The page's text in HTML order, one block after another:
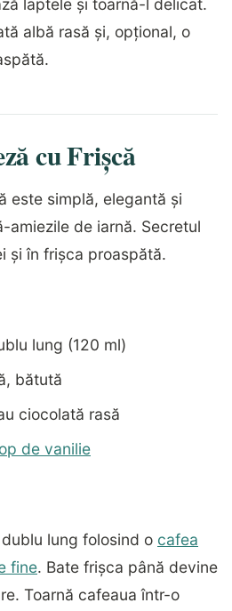
laptele și toarnă-l delicat.
albă rasă și, opțional, o
cu Frișcă
este simplă, elegantă și
de iarnă. Secretul
și în frișca proaspătă.
lung (120 ml)
bătută
ciocolată rasă
de vanilie
lung folosind o cafea
fine. Bate frișca până devine
Toarnă cafeaua într-o